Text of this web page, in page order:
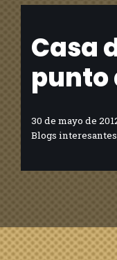
Casa
punto
30 de mayo de
Blogs interesantes